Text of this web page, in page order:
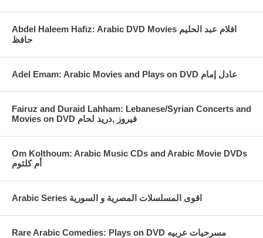
Abdel Haleem Hafiz: Arabic DVD Movies افلام عبد الحليم
حافظ
Fairuz and Duraid Lahham: Lebanese/Syrian Concerts and
Movies on DVD فيروز ,دريد لحام
Om Kolthoum: Arabic Music CDs and Arabic Movie DVDs
أم كلثوم
Arabic Series اقوى المسلسلات المصرية و السورية
Rare Arabic Comedies: Plays on DVD مسرحيات عربيه